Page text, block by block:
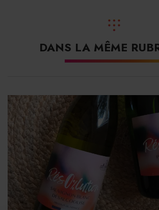
DANS LA MÊME